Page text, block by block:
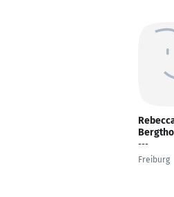
---
Freiburg